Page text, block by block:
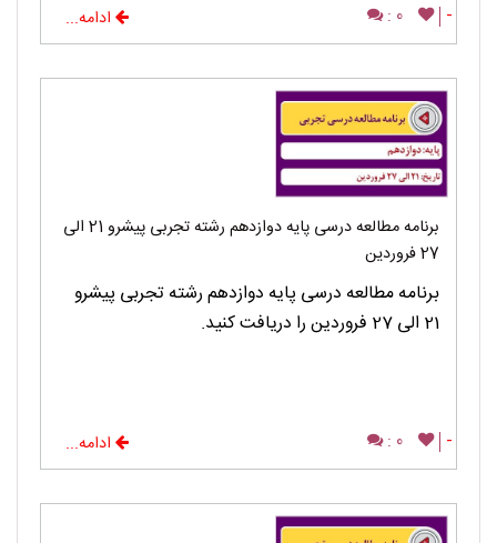
-
0 : ادامه...
برنامه مطالعه درسی پایه دوازدهم رشته تجربی پیشرو 21 الی
27 فروردین
برنامه مطالعه درسی پایه دوازدهم رشته تجربی پیشرو
21 الی 27 فروردین را دریافت کنید.
-
0 : ادامه...